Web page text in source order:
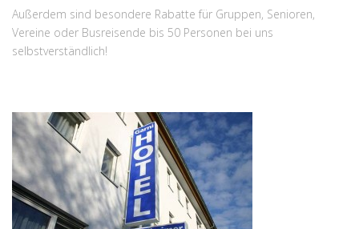
Außerdem sind besondere Rabatte für Gruppen, Senioren,
Vereine oder Busreisende bis 50 Personen bei uns
selbstverständlich!